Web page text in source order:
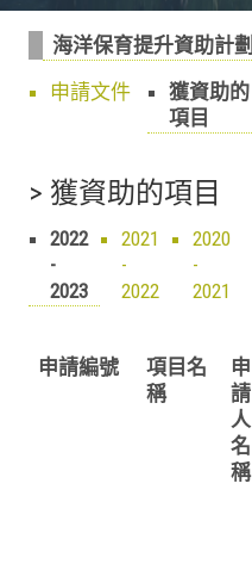
海洋保育提升資助計劃
申請文件
獲資助的
項目
> 獲資助的項目
2022
-
2023
2021
-
2022
2020
-
2021
申請編號
項目名
稱
申
請
人
名
稱